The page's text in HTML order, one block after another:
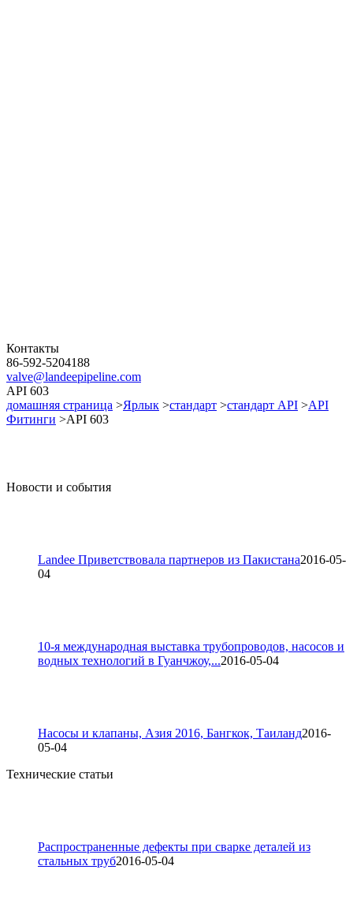
Контакты
86-592-5204188
valve@landeepipeline.com
API 603
домашняя страница >Ярлык >стандарт >стандарт API >API
Фитинги >API 603
Новости и события
Landee Приветствовала партнеров из Пакистана2016-05-
04
10-я международная выставка трубопроводов, насосов и
водных технологий в Гуанчжоу,...2016-05-04
Насосы и клапаны, Азия 2016, Бангкок, Таиланд2016-
05-04
Технические статьи
Распространенные дефекты при сварке деталей из
стальных труб2016-05-04